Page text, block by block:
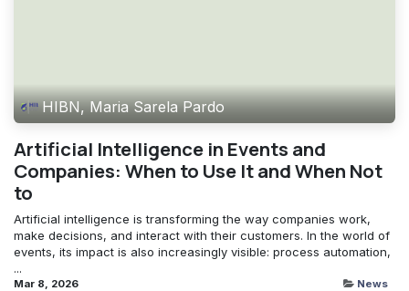
HIBN, Maria Sarela Pardo
Artificial Intelligence in Events and
Companies: When to Use It and When Not
to
Artificial intelligence is transforming the way companies work,
make decisions, and interact with their customers. In the world of
events, its impact is also increasingly visible: process automation,
...
Mar 8, 2026 News